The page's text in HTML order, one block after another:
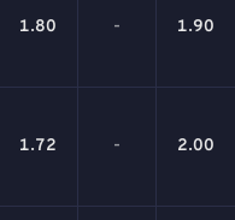
1.80 - 1.90
1.72 - 2.00